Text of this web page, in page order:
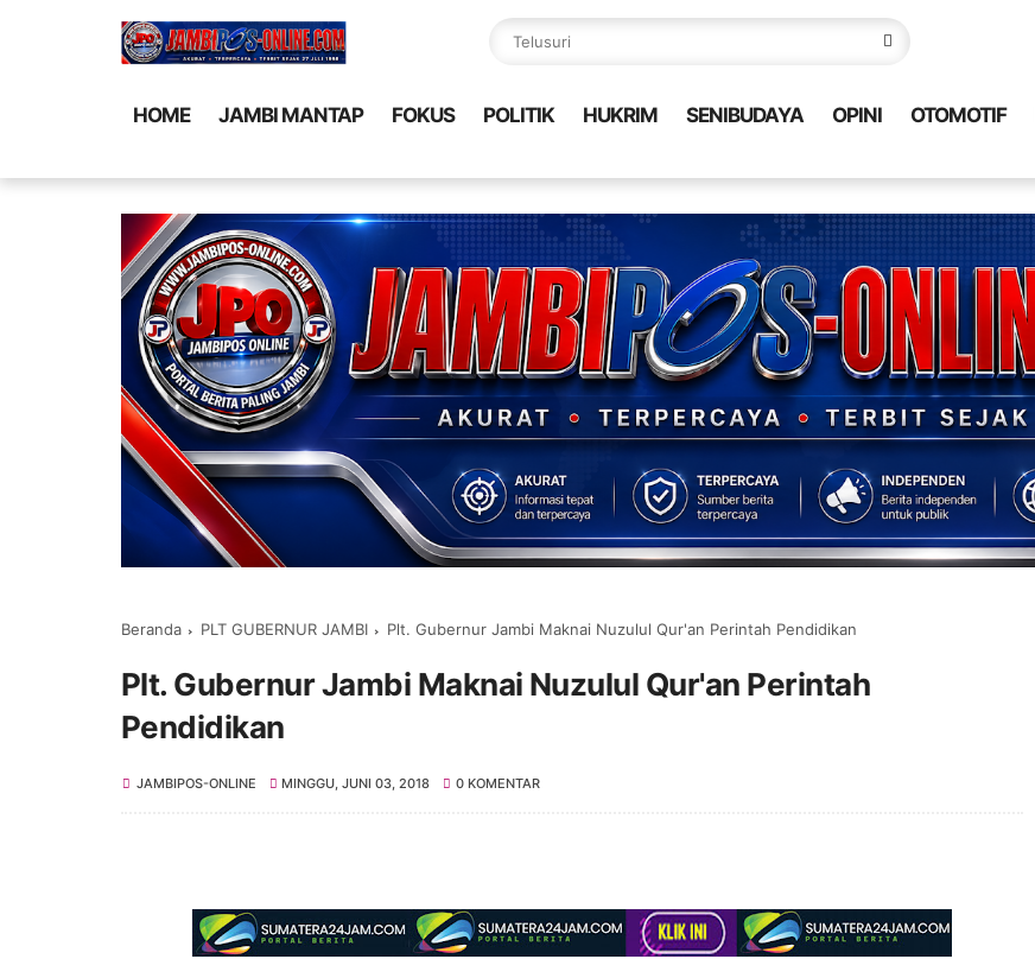
HOME JAMBI MANTAP FOKUS POLITIK HUKRIM SENIBUDAYA OPINI OTOMOTIF
Beranda PLT GUBERNUR JAMBI Plt. Gubernur Jambi Maknai Nuzulul Qur'an Perintah Pendidikan
Plt. Gubernur Jambi Maknai Nuzulul Qur'an Perintah
Pendidikan
JAMBIPOS-ONLINE MINGGU, JUNI 03, 2018 0 KOMENTAR